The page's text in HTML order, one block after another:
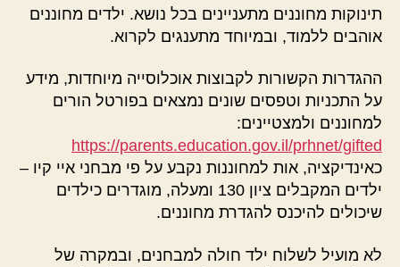
תינוקות מחוננים מתעניינים בכל נושא. ילדים מחוננים
אוהבים ללמוד, ובמיוחד מתענגים לקרוא.
ההגדרות הקשורות לקבוצות אוכלוסייה מיוחדות, מידע
על התכניות וטפסים שונים נמצאים בפורטל הורים
למחוננים ולמצטיינים:
https://parents.education.gov.il/prhnet/gifted
כאינדיקציה, אות למחוננות נקבע על פי מבחני איי קיו –
ילדים המקבלים ציון 130 ומעלה, מוגדרים כילדים
שיכולים להיכנס להגדרת מחוננים.
לא מועיל לשלוח ילד חולה למבחנים, ובמקרה של